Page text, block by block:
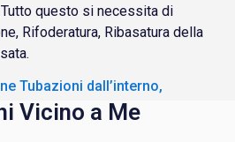
questo si necessita di
Rifoderatura, Ribasatura della
Tubazioni dall’interno,
Vicino a Me